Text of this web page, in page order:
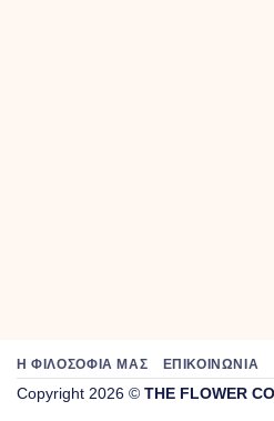
Η ΦΙΛΟΣΟΦΙΑ ΜΑΣ ΕΠΙΚΟΙΝΩΝΙΑ
Copyright 2026 © THE FLOWER